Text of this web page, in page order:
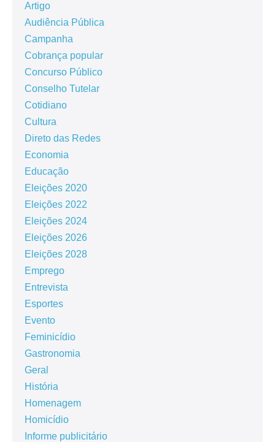
Artigo
Audiência Pública
Campanha
Cobrança popular
Concurso Público
Conselho Tutelar
Cotidiano
Cultura
Direto das Redes
Economia
Educação
Eleições 2020
Eleições 2022
Eleições 2024
Eleições 2026
Eleições 2028
Emprego
Entrevista
Esportes
Evento
Feminicídio
Gastronomia
Geral
História
Homenagem
Homicídio
Informe publicitário